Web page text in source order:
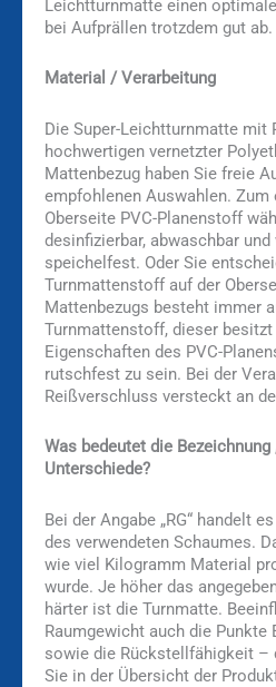
Leichtturnmatte einen
bei Aufprällen trotzdem gut
Material / Verarbeitung
Die Super-Leichtturnmatte mit
hochwertigen vernetzter
Mattenbezug haben Sie freie
empfohlenen Auswahlen. Zum
Oberseite PVC-Planenstoff
desinfizierbar, abwaschbar
speichelfest. Oder Sie
Turnmattenstoff auf der
Mattenbezugs besteht immer
Turnmattenstoff, dieser
Eigenschaften des PVC-
rutschfest zu sein. Bei der
Reißverschluss versteckt an
Was bedeutet die Bezeichnung
Unterschiede?
Bei der Angabe „RG“ handelt
des verwendeten Schaumes.
wie viel Kilogramm Material
wurde. Je höher das
härter ist die Turnmatte.
Raumgewicht auch die
sowie die Rückstellfähigkeit –
Sie in der Übersicht der